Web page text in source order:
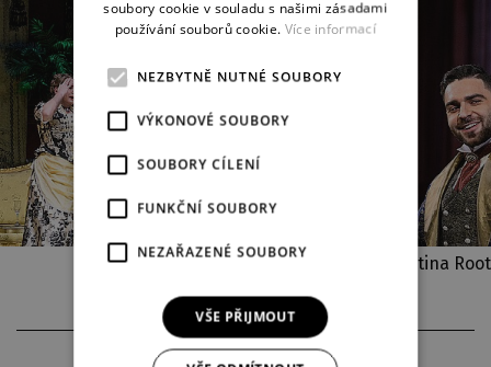
Autor fotografií: Martina Root
soubory cookie v souladu s našimi zásadami
používání souborů cookie. Více informací
NEZBYTNĚ NUTNÉ SOUBORY
VÝKONOVÉ SOUBORY
SOUBORY CÍLENÍ
FUNKČNÍ SOUBORY
NEZAŘAZENÉ SOUBORY
VŠE PŘIJMOUT